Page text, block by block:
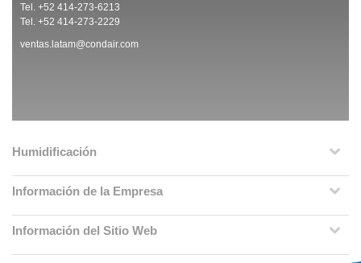
Tel. +52 414-273-6213
Tel. +52 414-273-2229
ventas.latam@condair.com
Humidificación
Información de la Empresa
Información del Sitio Web